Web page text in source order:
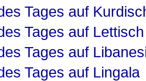
Tages auf
Tages auf Lettisch
Tages auf
Tages auf Lingala